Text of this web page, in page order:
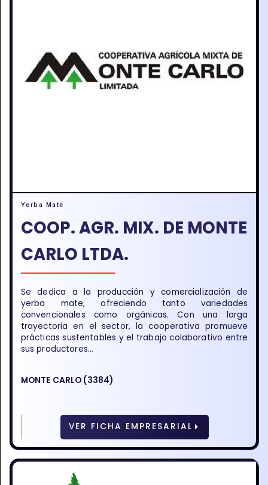
Yerba Mate
COOP. AGR. MIX. DE MONTE
CARLO LTDA.
Se dedica a la producción y comercialización de
yerba mate, ofreciendo tanto variedades
convencionales como orgánicas. Con una larga
trayectoria en el sector, la cooperativa promueve
prácticas sustentables y el trabajo colaborativo entre
sus productores...
MONTE CARLO (3384)
VER FICHA EMPRESARIAL